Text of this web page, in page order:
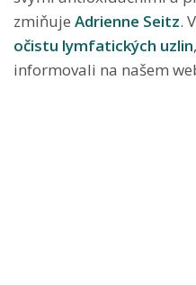
zmiňuje Adrienne Seitz.
očistu lymfatických uzlin
informovali na našem